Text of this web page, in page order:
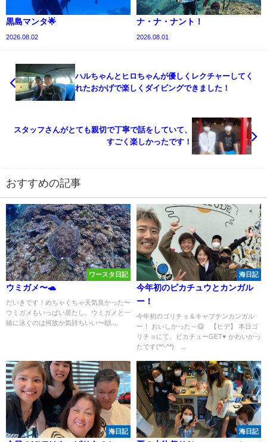
黒島マンタ🌟
2026.08.02
ナ・ナ・ナント！
2026.08.01
ハルちゃんとヒロちゃんが優しくレクチャーしてく
れたおかげで楽しくダイビングできました！
スタッフさんがとても親切で丁寧で話をしていて、
すごく楽しかったです！
おすすめの記事
ワースタ日記
ウミガメ〜🐢
だいきです！めちゃくちゃ天気良かった〜
ウミガメもいっぱい居たし、ウミガメと一
緒に泳ぐのは何故か気持ちいい〜🙌...
海日記
今年初のピカチュウとカンガル
ー！
今年初のゴリチョ＆キャプテンカンガル
ー！ おいしかった～😋 【ヒデ】 本日ゴ
リチョにて、ピカチューGET♥ かわいかっ
たです(*^-^*) ...
海日記 海日記